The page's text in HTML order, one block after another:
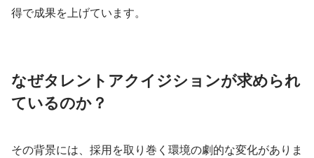
得で成果を上げています。
なぜタレントアクイジションが求められ
ているのか？
その背景には、採用を取り巻く環境の劇的な変化がありま